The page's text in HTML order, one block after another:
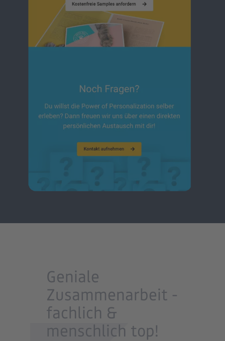
Geniale
Zusammenarbeit -
fachlich &
menschlich top!